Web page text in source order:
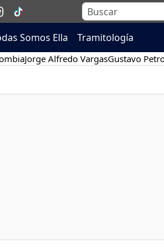
Somos Ella Tramitología
Jorge Alfredo VargasGustavo